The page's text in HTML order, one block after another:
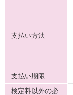
支払い方法
支払い期限
検定料以外の必